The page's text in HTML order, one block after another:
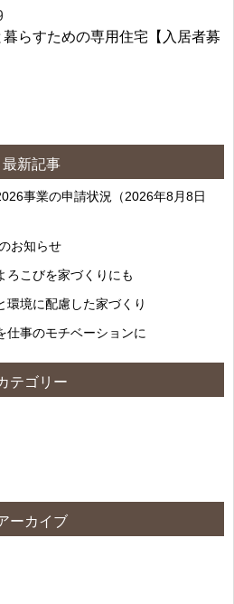
らすための専用住宅【入居者募
最新記事
事業の申請状況（2026年8月8日
お知らせ
ろこびを家づくりにも
環境に配慮した家づくり
仕事のモチベーションに
テゴリー
ーカイブ